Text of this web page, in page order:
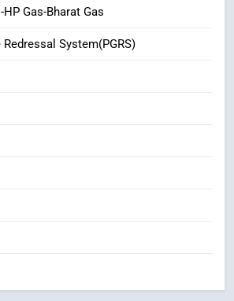
Gas-Bharat Gas
System(PGRS)